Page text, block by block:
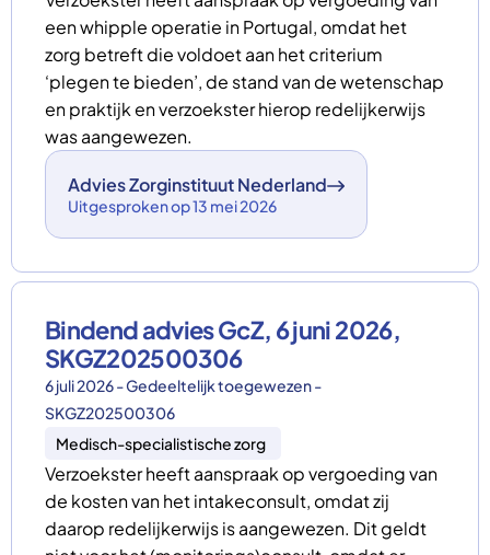
een whipple operatie in Portugal, omdat het
zorg betreft die voldoet aan het criterium
‘plegen te bieden’, de stand van de wetenschap
en praktijk en verzoekster hierop redelijkerwijs
was aangewezen.
Advies Zorginstituut Nederland
Uitgesproken op 13 mei 2026
Bindend advies GcZ, 6 juni 2026,
SKGZ202500306
6 juli 2026 - Gedeeltelijk toegewezen -
SKGZ202500306
Medisch-specialistische zorg
Verzoekster heeft aanspraak op vergoeding van
de kosten van het intakeconsult, omdat zij
daarop redelijkerwijs is aangewezen. Dit geldt